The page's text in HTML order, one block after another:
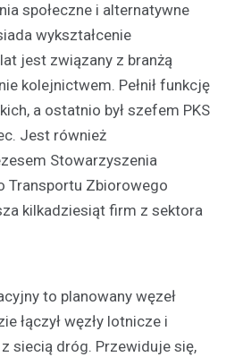
społeczne i alternatywne
wykształcenie
jest związany z branżą
kolejnictwem. Pełnił funkcję
a ostatnio był szefem PKS
Jest również
Stowarzyszenia
Transportu Zbiorowego
kilkadziesiąt firm z sektora
to planowany węzeł
łączył węzły lotnicze i
siecią dróg. Przewiduje się,